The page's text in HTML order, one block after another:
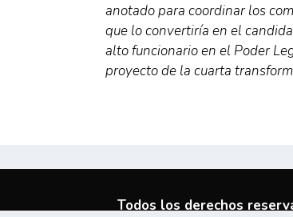
anotado para coordinar los
que lo convertiría en el
alto funcionario en el Poder
proyecto de la cuarta
Todos los derechos